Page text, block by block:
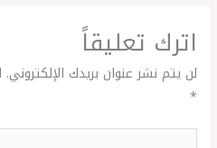
اترك تعليقاً
لن يتم نشر عنوان بريدك الإلكتروني.
*